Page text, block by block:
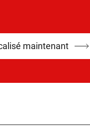
maintenant